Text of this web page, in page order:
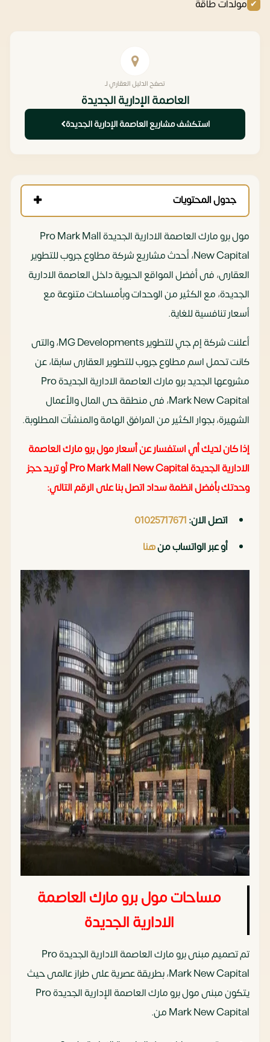
مولدات طاقة
تصفح الدليل العقاري لـ
العاصمة الإدارية الجديدة
استكشف مشاريع العاصمة الإدارية الجديدة
جدول المحتويات
مول برو مارك العاصمة الادارية الجديدة Pro Mark Mall
New Capital، أحدث مشاريع شركة مطاوع جروب للتطوير
العقارى، فى أفضل المواقع الحيوية داخل العاصمة الادارية
الجديدة، مع الكثير من الوحدات وبأمساحات متنوعة مع
أسعار تنافسية للغاية.
أعلنت شركة إم جي للتطوير MG Developments، والتى
كانت تحمل اسم مطاوع جروب للتطوير العقارى سابقا، عن
مشروعها الجديد برو مارك العاصمة الادارية الجديدة Pro
Mark New Capital، فى منطقة حى المال والأعمال
الشهيرة، بجوار الكثير من المرافق الهامة والمنشآت المطلوبة.
إذا كان لديك أي استفسار عن أسعار مول برو مارك العاصمة
الادارية الجديدة Pro Mark Mall New Capital أو تريد حجز
وحدتك بأفضل انظمة سداد اتصل بنا على الرقم التالي:
اتصل الان:01025717671
أو عبر الواتساب منهنا
مساحات مول برو مارك العاصمة
الادارية الجديدة
تم تصميم مبنى برو مارك العاصمة الادارية الجديدة Pro
Mark New Capital، بطريقة عصرية على طراز عالمى حيث
يتكون مبنى مول برو مارك العاصمة الإدارية الجديدة Pro
Mark New Capital من.